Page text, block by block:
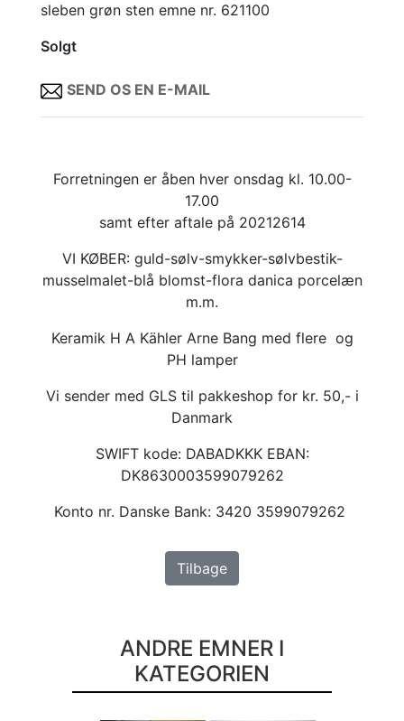
sleben grøn sten emne nr. 621100
Solgt
SEND OS EN E-MAIL
Forretningen er åben hver onsdag kl. 10.00-
17.00
samt efter aftale på 20212614
VI KØBER: guld-sølv-smykker-sølvbestik-
musselmalet-blå blomst-flora danica porcelæn
m.m.
Keramik H A Kähler Arne Bang med flere og
PH lamper
Vi sender med GLS til pakkeshop for kr. 50,- i
Danmark
SWIFT kode: DABADKKK EBAN:
DK8630003599079262
Konto nr. Danske Bank: 3420 3599079262
Tilbage
ANDRE EMNER I
KATEGORIEN